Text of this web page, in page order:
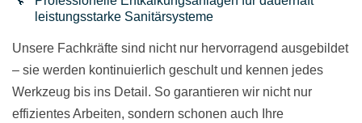
leistungsstarke Sanitärsysteme
Unsere Fachkräfte sind nicht nur hervorragend ausgebildet
– sie werden kontinuierlich geschult und kennen jedes
Werkzeug bis ins Detail. So garantieren wir nicht nur
effizientes Arbeiten, sondern schonen auch Ihre